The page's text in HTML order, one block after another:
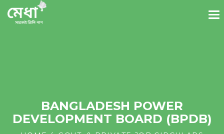
BANGLADESH POWER
DEVELOPMENT BOARD (BPDB)